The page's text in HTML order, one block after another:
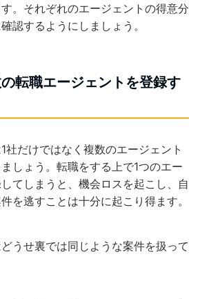
。それぞれのエージェントの得意分
認するようにしましょう。
転職エージェントを登録す
社だけではなく複数のエージェント
しょう。転職をする上で1つのエー
てしまうと、機会ロスを起こし、自
を逃すことは十分に起こり得ます。
うせ裏では同じような案件を扱って